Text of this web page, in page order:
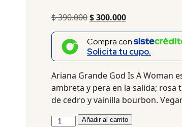
$390.000$300.000
Compra con
Solicita tu cupo.
Ariana Grande God Is A Woman
ambreta y pera en la salida; rosa
de cedro y vainilla bourbon.
Añadir al carrito